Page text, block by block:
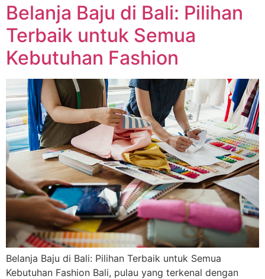
Belanja Baju di Bali: Pilihan
Terbaik untuk Semua
Kebutuhan Fashion
Belanja Baju di Bali: Pilihan Terbaik untuk Semua
Kebutuhan Fashion Bali, pulau yang terkenal dengan